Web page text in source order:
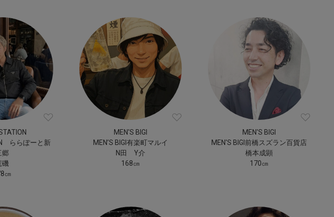
ららぽーと新
郷
磯
㎝
MEN'S BIGI
MEN’S BIGI有楽町マルイ
N田 Y介
168㎝
MEN'S BIGI
MEN'S BIGI前橋スズラン百貨店
橋本成顕
170㎝